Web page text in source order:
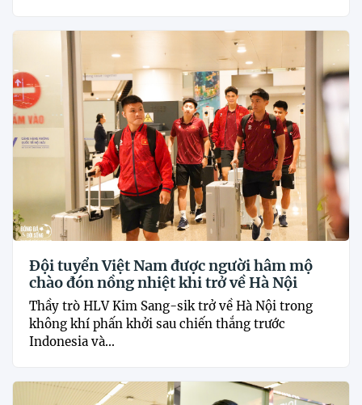
Đội tuyển Việt Nam được người hâm mộ
chào đón nồng nhiệt khi trở về Hà Nội
Thầy trò HLV Kim Sang-sik trở về Hà Nội trong
không khí phấn khởi sau chiến thắng trước
Indonesia và...